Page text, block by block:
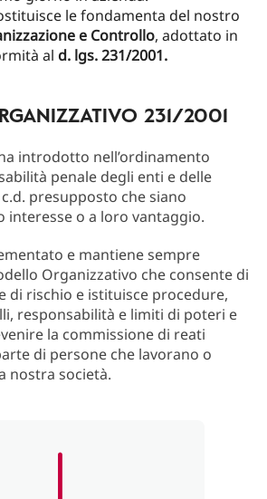
le fondamenta del nostro
e Controllo, adottato in
al d. lgs. 231/2001.
231/2001
introdotto nell’ordinamento
penale degli enti e delle
presupposto che siano
interesse o a loro vantaggio.
e mantiene sempre
Organizzativo che consente di
di rischio e istituisce procedure,
responsabilità e limiti di poteri e
la commissione di reati
di persone che lavorano o
nostra società.